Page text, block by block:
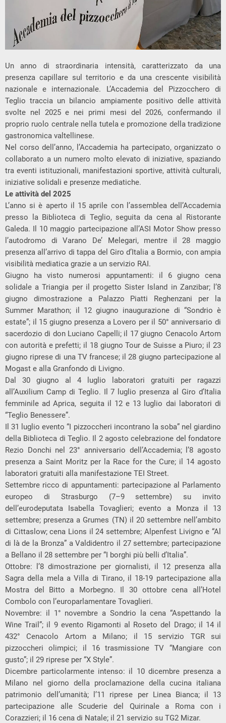
Un anno di straordinaria intensità, caratterizzato da una
presenza capillare sul territorio e da una crescente visibilità
nazionale e internazionale. L’Accademia del Pizzocchero di
Teglio traccia un bilancio ampiamente positivo delle attività
svolte nel 2025 e nei primi mesi del 2026, confermando il
proprio ruolo centrale nella tutela e promozione della tradizione
gastronomica valtellinese.
Nel corso dell’anno, l’Accademia ha partecipato, organizzato o
collaborato a un numero molto elevato di iniziative, spaziando
tra eventi istituzionali, manifestazioni sportive, attività culturali,
iniziative solidali e presenze mediatiche.
Le attività del 2025
L’anno si è aperto il 15 aprile con l’assemblea dell’Accademia
presso la Biblioteca di Teglio, seguita da cena al Ristorante
Galeda. Il 10 maggio partecipazione all’ASI Motor Show presso
l’autodromo di Varano De’ Melegari, mentre il 28 maggio
presenza all’arrivo di tappa del Giro d’Italia a Bormio, con ampia
visibilità mediatica grazie a un servizio RAI.
Giugno ha visto numerosi appuntamenti: il 6 giugno cena
solidale a Triangia per il progetto Sister Island in Zanzibar; l’8
giugno dimostrazione a Palazzo Piatti Reghenzani per la
Summer Marathon; il 12 giugno inaugurazione di “Sondrio è
estate”; il 15 giugno presenza a Lovero per il 50° anniversario di
sacerdozio di don Luciano Capelli; il 17 giugno Cenacolo Artom
con autorità e prefetti; il 18 giugno Tour de Suisse a Piuro; il 23
giugno riprese di una TV francese; il 28 giugno partecipazione al
Mogast e alla Granfondo di Livigno.
Dal 30 giugno al 4 luglio laboratori gratuiti per ragazzi
all’Auxilium Camp di Teglio. Il 7 luglio presenza al Giro d’Italia
femminile ad Aprica, seguita il 12 e 13 luglio dai laboratori di
“Teglio Benessere”.
Il 31 luglio evento “I pizzoccheri incontrano la soba” nel giardino
della Biblioteca di Teglio. Il 2 agosto celebrazione del fondatore
Rezio Donchi nel 23° anniversario dell’Accademia; l’8 agosto
presenza a Saint Moritz per la Race for the Cure; il 14 agosto
laboratori gratuiti alla manifestazione TEI Street.
Settembre ricco di appuntamenti: partecipazione al Parlamento
europeo di Strasburgo (7–9 settembre) su invito
dell’eurodeputata Isabella Tovaglieri; evento a Monza il 13
settembre; presenza a Grumes (TN) il 20 settembre nell’ambito
di Cittaslow; cena Lions il 24 settembre; Alpenfest Livigno e “Al
di là de la Bronza” a Valdidentro il 27 settembre; partecipazione
a Bellano il 28 settembre per “I borghi più belli d’Italia”.
Ottobre: l’8 dimostrazione per giornalisti, il 12 presenza alla
Sagra della mela a Villa di Tirano, il 18-19 partecipazione alla
Mostra del Bitto a Morbegno. Il 30 ottobre cena all’Hotel
Combolo con l’europarlamentare Tovaglieri.
Novembre: il 1° novembre a Sondrio la cena “Aspettando la
Wine Trail”; il 9 evento Rigamonti al Roseto del Drago; il 14 il
432° Cenacolo Artom a Milano; il 15 servizio TGR sui
pizzoccheri olimpici; il 16 trasmissione TV “Mangiare con
gusto”; il 29 riprese per “X Style”.
Dicembre particolarmente intenso: il 10 dicembre presenza a
Milano nel giorno della proclamazione della cucina italiana
patrimonio dell’umanità; l’11 riprese per Linea Bianca; il 13
partecipazione alle Scuderie del Quirinale a Roma con i
Corazzieri; il 16 cena di Natale; il 21 servizio su TG2 Mizar.